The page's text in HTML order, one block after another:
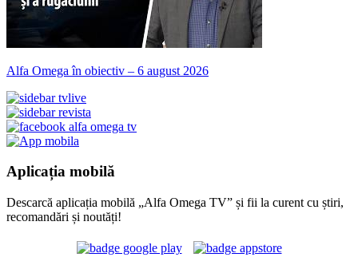
Alfa Omega în obiectiv – 6 august 2026
Aplicația mobilă
Descarcă aplicația mobilă „Alfa Omega TV” și fii la curent cu știri,
recomandări și noutăți!